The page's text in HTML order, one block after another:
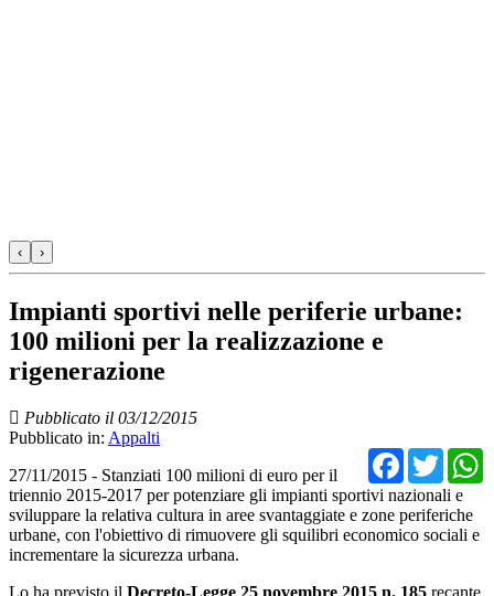
‹ ›
Impianti sportivi nelle periferie urbane:
100 milioni per la realizzazione e
rigenerazione
Pubblicato il 03/12/2015
Pubblicato in: Appalti
27/11/2015 - Stanziati 100 milioni di euro per il
triennio 2015-2017 per potenziare gli impianti sportivi nazionali e
sviluppare la relativa cultura in aree svantaggiate e zone periferiche
urbane, con l'obiettivo di rimuovere gli squilibri economico sociali e
incrementare la sicurezza urbana.
Lo ha previsto il Decreto-Legge 25 novembre 2015 n. 185 recante